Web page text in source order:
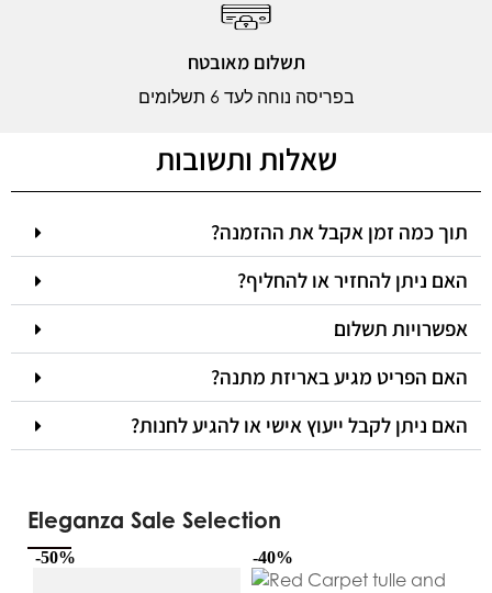
תשלום מאובטח
בפריסה נוחה לעד 6 תשלומים
שאלות ותשובות
תוך כמה זמן אקבל את ההזמנה?
האם ניתן להחזיר או להחליף?
אפשרויות תשלום
האם הפריט מגיע באריזת מתנה?
האם ניתן לקבל ייעוץ אישי או להגיע לחנות?
Eleganza Sale Selection
-50% -40%